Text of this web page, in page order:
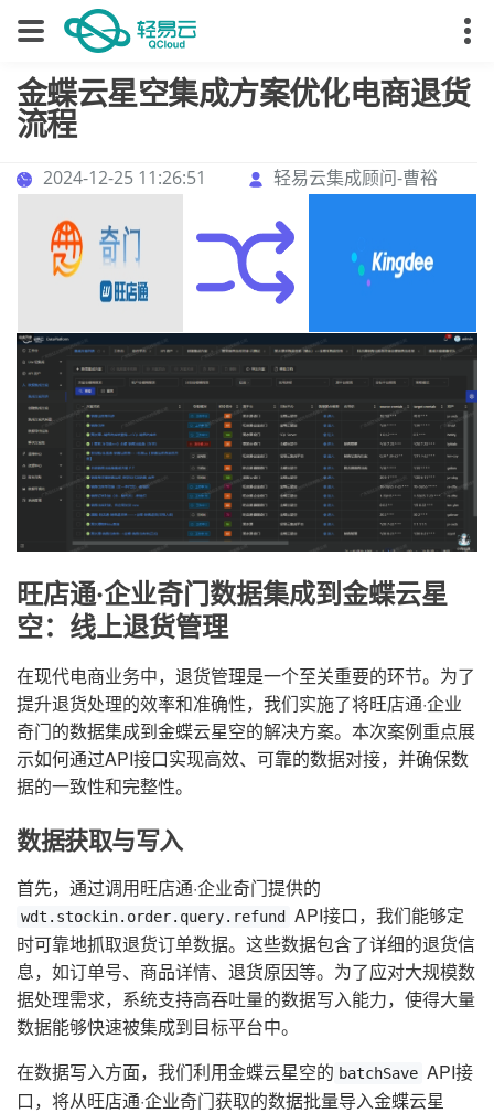
金蝶云星空集成方案优化电商退货
流程
2024-12-25 11:26:51 轻易云集成顾问-曹裕
旺店通·企业奇门数据集成到金蝶云星
空：线上退货管理
在现代电商业务中，退货管理是一个至关重要的环节。为了
提升退货处理的效率和准确性，我们实施了将旺店通·企业
奇门的数据集成到金蝶云星空的解决方案。本次案例重点展
示如何通过API接口实现高效、可靠的数据对接，并确保数
据的一致性和完整性。
数据获取与写入
首先，通过调用旺店通·企业奇门提供的
wdt.stockin.order.query.refund
API接口，我们能够定
时可靠地抓取退货订单数据。这些数据包含了详细的退货信
息，如订单号、商品详情、退货原因等。为了应对大规模数
据处理需求，系统支持高吞吐量的数据写入能力，使得大量
数据能够快速被集成到目标平台中。
在数据写入方面，我们利用金蝶云星空的 batchSave API接
口，将从旺店通·企业奇门获取的数据批量导入金蝶云星